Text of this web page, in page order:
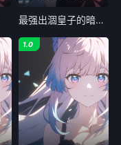
最强出涸皇子的暗跃帝位争夺
1.0